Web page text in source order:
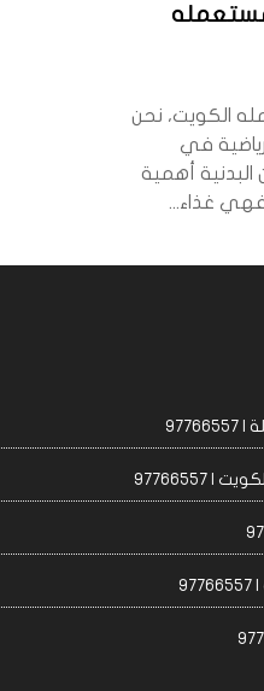
الكويت، نحن
في
البدنية أهمية
غذاء...